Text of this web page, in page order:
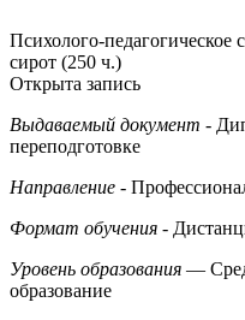
Психолого-педагогическое
сирот (250 ч.)
Открыта запись
Выдаваемый документ -
переподготовке
Направление -
Формат обучения -
Уровень образования —
образование